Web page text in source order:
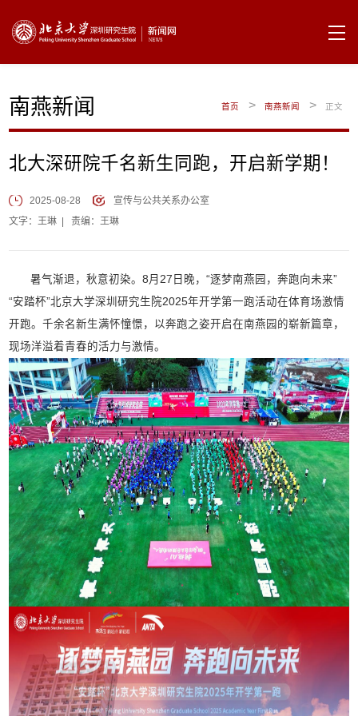
南燕新闻 首页 > 南燕新闻 > 正文
北大深研院千名新生同跑，开启新学期！
2025-08-28
宣传与公共关系办公室
文字：王琳 |责编：王琳
暑气渐退，秋意初染。8月27日晚，“逐梦南燕园，奔跑向未来”
“安踏杯”北京大学深圳研究生院2025年开学第一跑活动在体育场激情
开跑。千余名新生满怀憧憬，以奔跑之姿开启在南燕园的崭新篇章，
现场洋溢着青春的活力与激情。